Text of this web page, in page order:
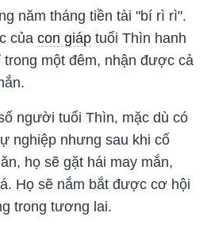
năm tháng tiền tài "bí rì rì".
của con giáp tuổi Thìn hanh
một đêm, nhận được cả
người tuổi Thìn, mặc dù có
nghiệp nhưng sau khi cố
họ sẽ gặt hái may mắn,
Họ sẽ nắm bắt được cơ hội
trong tương lai.